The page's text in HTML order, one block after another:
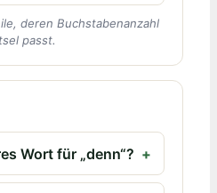
deren Buchstabenanzahl
passt.
Wort für „denn“?